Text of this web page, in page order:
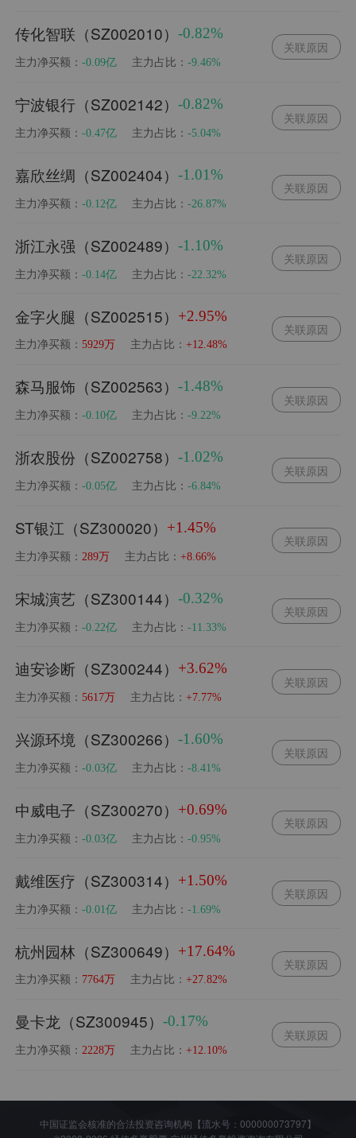
传化智联（SZ002010）-0.82%
主力净买额：-0.09亿 主力占比：-9.46%
关联原因
宁波银行（SZ002142）-0.82%
主力净买额：-0.47亿 主力占比：-5.04%
关联原因
嘉欣丝绸（SZ002404）-1.01%
主力净买额：-0.12亿 主力占比：-26.87%
关联原因
浙江永强（SZ002489）-1.10%
主力净买额：-0.14亿 主力占比：-22.32%
关联原因
金字火腿（SZ002515） +2.95%
主力净买额： 5929万 主力占比：+12.48%
关联原因
森马服饰（SZ002563）-1.48%
主力净买额：-0.10亿 主力占比：-9.22%
关联原因
浙农股份（SZ002758）-1.02%
主力净买额：-0.05亿 主力占比：-6.84%
关联原因
ST银江（SZ300020） +1.45%
主力净买额： 289万 主力占比：+8.66%
关联原因
宋城演艺（SZ300144）-0.32%
主力净买额：-0.22亿 主力占比：-11.33%
关联原因
迪安诊断（SZ300244） +3.62%
主力净买额： 5617万 主力占比：+7.77%
关联原因
兴源环境（SZ300266）-1.60%
主力净买额：-0.03亿 主力占比：-8.41%
关联原因
中威电子（SZ300270） +0.69%
主力净买额：-0.03亿 主力占比：-0.95%
关联原因
戴维医疗（SZ300314） +1.50%
主力净买额：-0.01亿 主力占比：-1.69%
关联原因
杭州园林（SZ300649） +17.64%
主力净买额： 7764万 主力占比：+27.82%
关联原因
曼卡龙（SZ300945）-0.17%
主力净买额：2228万 主力占比：+12.10%
关联原因
中国证监会核准的合法投资咨询机构【流水号：000000073797】